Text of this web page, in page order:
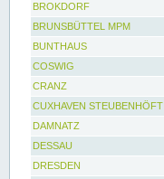
BROKDORF
BRUNSBÜTTEL MPM
BUNTHAUS
COSWIG
CRANZ
CUXHAVEN STEUBENHÖFT
DAMNATZ
DESSAU
DRESDEN